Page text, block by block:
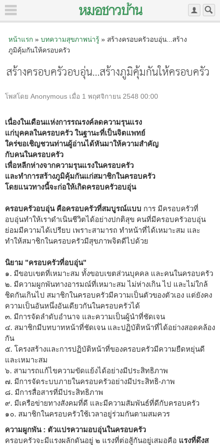
หน้าแรก» บทความสุขภาพน่ารู้» สร้างครอบครัวอบอุ่น...สร้าง
ภูมิคุ้มกันให้ครอบครัว
สร้างครอบครัวอบอุ่น...สร้างภูมิคุ้มกันให้ครอบครัว
โพสโดย Anonymous เมื่อ 1 พฤศจิกายน 2548 00:00
เนื่องในเดือนแห่งการรณรงค์ลดความรุนแรง
แก่บุคคลในครอบครัว ในฐานะที่เป็นจิตแพทย์
ใคร่ขอเชิญชวนท่านผู้อ่านได้หันมาให้ความสำคัญ
กับคนในครอบครัว
เพื่อหลีกห่างจากความรุนแรงในครอบครัว
และทำการสร้างภูมิคุ้มกันแก่สมาชิกในครอบครัว
โดยแนวทางนี้จะก่อให้เกิดครอบครัวอบอุ่น
ครอบครัวอบอุ่น คือครอบครัวที่สมบูรณ์แบบ การ มีครอบครัวที่
อบอุ่นทำให้เราดำเนินชีวิตได้อย่างปกติสุข คนที่มีครอบครัวอบอุ่น
ย่อมมีความได้เปรียบ เพราะสามารถ ทำหน้าที่ได้เหมาะสม และ
ทำให้สมาชิกในครอบครัวมีสุขภาพจิตดีไปด้วย
นิยาม "ครอบครัวที่อบอุ่น"
๑. มีขอบเขตที่เหมาะสม ทั้งขอบเขตส่วนบุคคล และคนในครอบครัว
๒. มีความผูกพันทางอารมณ์ที่เหมาะสม ไม่ห่างเกิน ไป และไม่ใกล้
ชิดกันเกินไป สมาชิกในครอบครัวมีความเป็นตัวของตัวเอง แต่ยังคง
ความเป็นอันหนึ่งอันเดียวกันในครอบครัวได้
๓. มีการจัดลำดับอำนาจ และความเป็นผู้นำที่ชัดเจน
๔. สมาชิกมีบทบาทหน้าที่ชัดเจน และปฏิบัติหน้าที่ได้อย่างสอดคล้อง
กัน
๕. โครงสร้างและการปฏิบัติหน้าที่ของครอบครัวมีความยืดหยุ่นดี
และเหมาะสม
๖. สามารถแก้ไขความขัดแย้งได้อย่างมีประสิทธิภาพ
๗. มีการจัดระบบภายในครอบครัวอย่างมีประสิทธิ-ภาพ
๘. มีการสื่อสารที่มีประสิทธิภาพ
๙. มีเครือข่ายทางสังคมที่ดี และมีความสัมพันธ์ที่ดีกับครอบครัว
๑๐. สมาชิกในครอบครัวใช้เวลาอยู่ร่วมกันตามสมควร
ความผูกพัน : ตัวแปรความอบอุ่นในครอบครัว
ครอบครัวจะมีแรงผลักดันอยู่ ๒ แรงที่ต่อสู้กันอยู่เสมอคือ แรงที่ดึงส